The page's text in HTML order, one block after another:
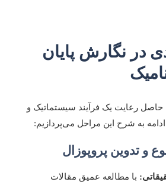
در نگارش پایان
حاصل رعایت یک فرآیند سیستماتیک و
به شرح این مراحل می‌پردازیم:
با مطالعه عمیق مقالات